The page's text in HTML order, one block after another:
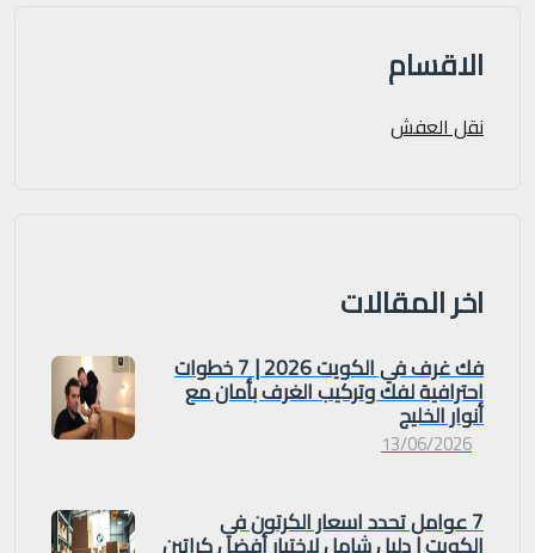
الاقسام
نقل العفش
اخر المقالات
فك غرف في الكويت 2026 | 7 خطوات
احترافية لفك وتركيب الغرف بأمان مع
أنوار الخليج
13/06/2026
7 عوامل تحدد اسعار الكرتون في
الكويت | دليل شامل لاختيار أفضل كراتين